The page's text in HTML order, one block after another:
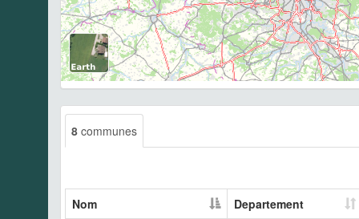
8 communes
Nom
Departement